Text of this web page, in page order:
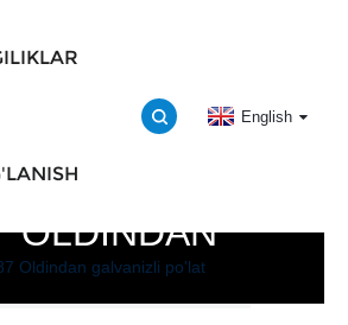
English
OLDINDAN